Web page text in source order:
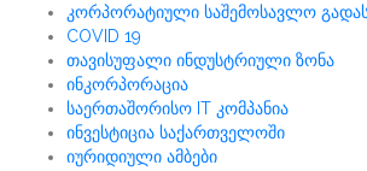
კორპორატიული საშემოსავლო
COVID 19
თავისუფალი ინდუსტრიული ზონა
ინკორპორაცია
საერთაშორისო IT კომპანია
ინვესტიცია საქართველოში
იურიდიული ამბები